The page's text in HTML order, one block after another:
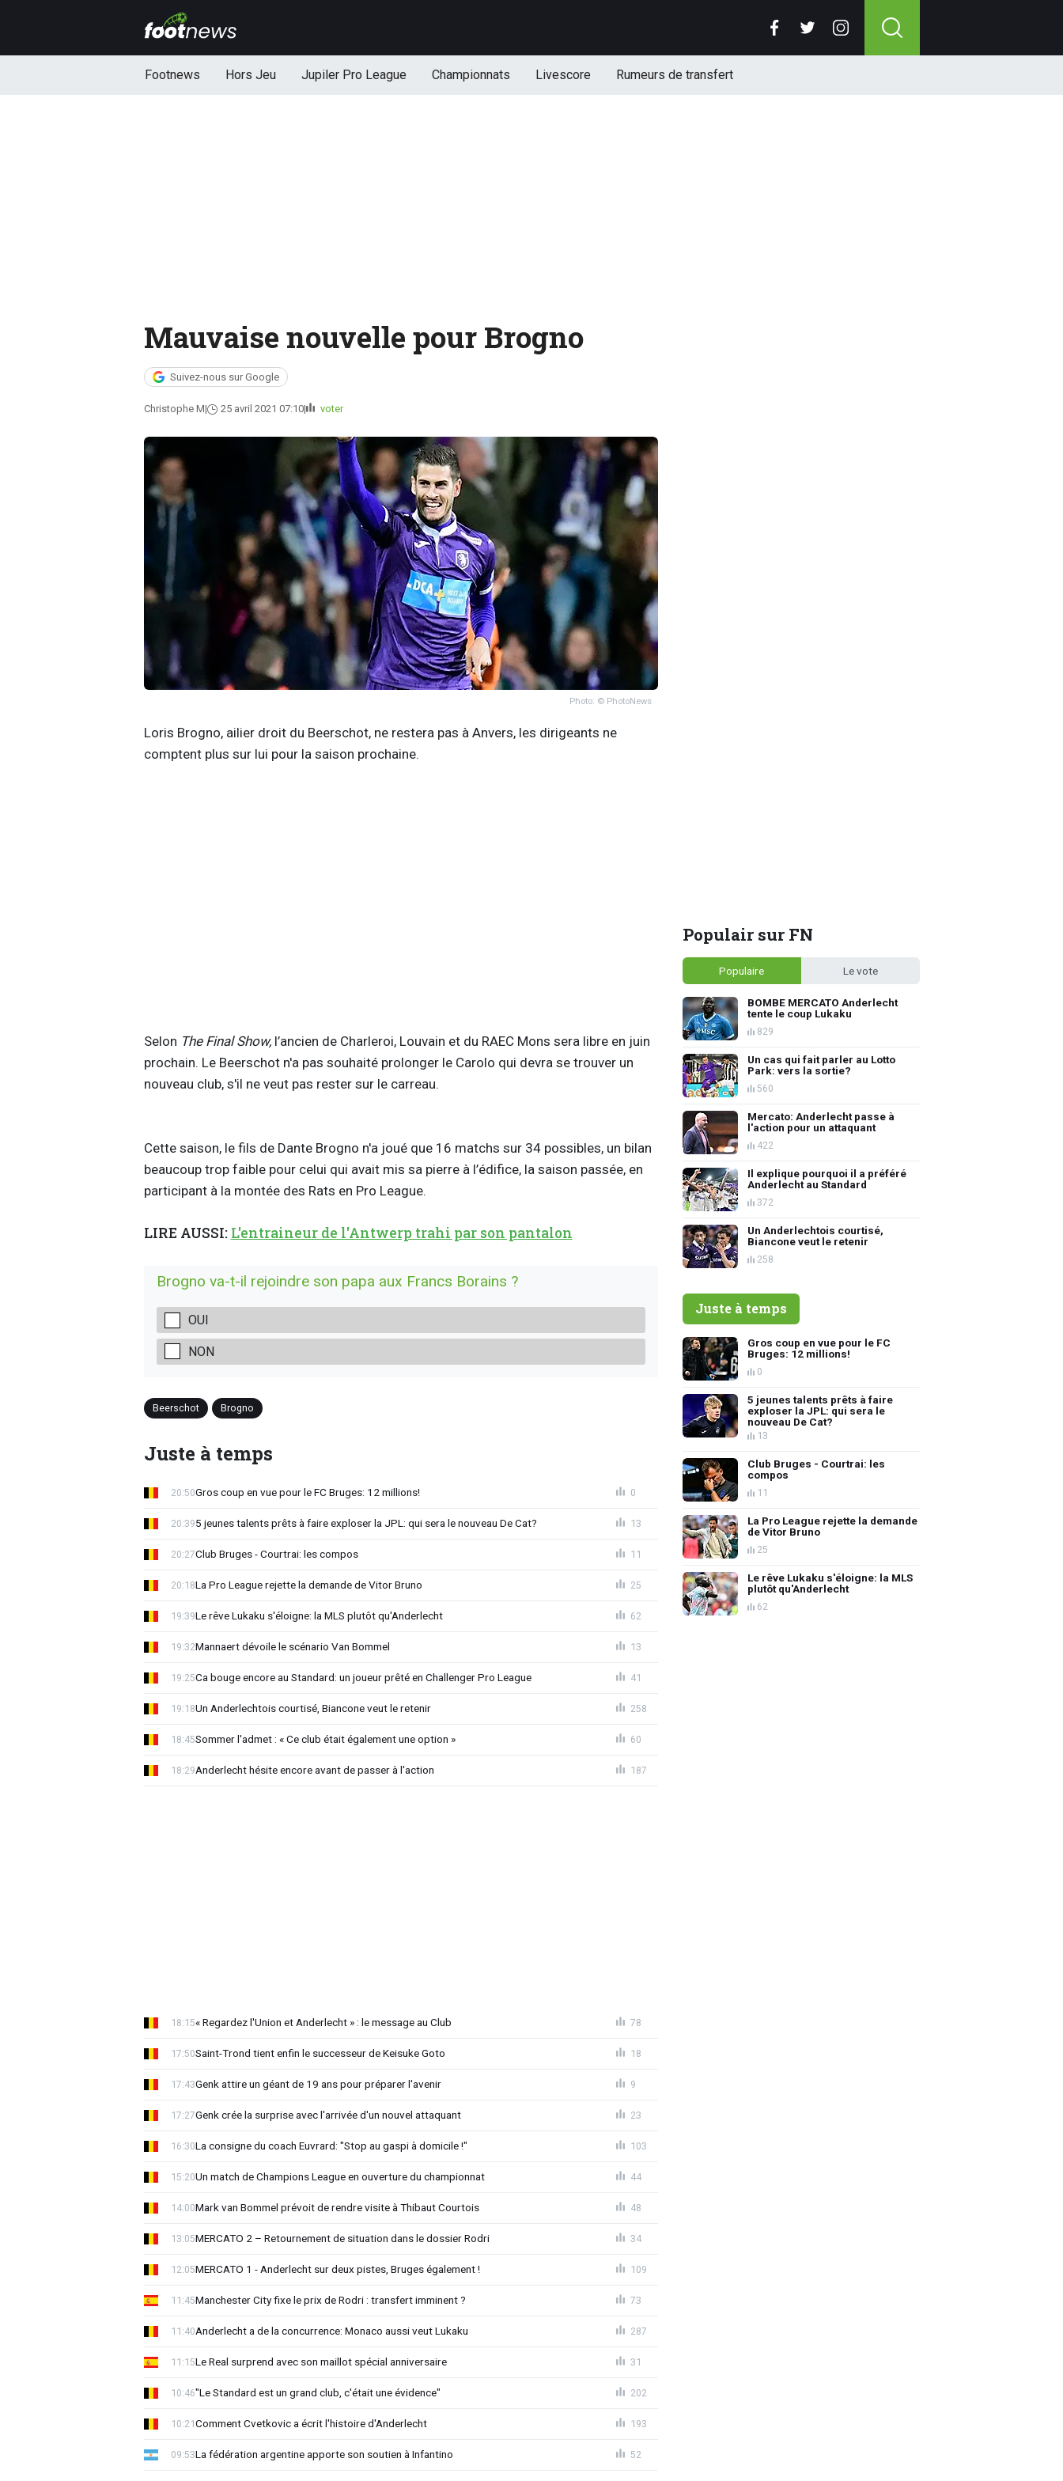
Footnews Hors Jeu Jupiler Pro League Championnats Livescore Rumeurs de transfert
Mauvaise nouvelle pour Brogno
Suivez-nous sur Google
Christophe M 25 avril 2021 07:10 voter
Photo: © PhotoNews
Loris Brogno, ailier droit du Beerschot, ne restera pas à Anvers, les dirigeants ne
comptent plus sur lui pour la saison prochaine.
Selon The Final Show,l’ancien de Charleroi, Louvain et du RAEC Mons sera libre en juin
prochain. Le Beerschot n'a pas souhaité prolonger le Carolo qui devra se trouver un
nouveau club, s'il ne veut pas rester sur le carreau.
Cette saison, le fils de Dante Brogno n'a joué que 16 matchs sur 34 possibles, un bilan
beaucoup trop faible pour celui qui avait mis sa pierre à l’édifice, la saison passée, en
participant à la montée des Rats en Pro League.
LIRE AUSSI: L'entraineur de l'Antwerp trahi par son pantalon
Brogno va-t-il rejoindre son papa aux Francs Borains ?
OUI
NON
Beerschot Brogno
Juste à temps
Gros coup en vue pour le FC Bruges: 12 millions!
20:50 0
5 jeunes talents prêts à faire exploser la JPL: qui sera le nouveau De Cat?
20:39 13
Club Bruges - Courtrai: les compos
20:27 11
La Pro League rejette la demande de Vitor Bruno
20:18 25
Le rêve Lukaku s'éloigne: la MLS plutôt qu'Anderlecht
19:39 62
Mannaert dévoile le scénario Van Bommel
19:32 13
Ca bouge encore au Standard: un joueur prêté en Challenger Pro League
19:25 41
Un Anderlechtois courtisé, Biancone veut le retenir
19:18 258
Sommer l'admet : « Ce club était également une option »
18:45 60
Anderlecht hésite encore avant de passer à l'action
18:29 187
« Regardez l'Union et Anderlecht » : le message au Club
18:15 78
Saint-Trond tient enfin le successeur de Keisuke Goto
17:50 18
Genk attire un géant de 19 ans pour préparer l'avenir
17:43 9
Genk crée la surprise avec l'arrivée d'un nouvel attaquant
17:27 23
La consigne du coach Euvrard: "Stop au gaspi à domicile !"
16:30 103
Un match de Champions League en ouverture du championnat
15:20 44
Mark van Bommel prévoit de rendre visite à Thibaut Courtois
14:00 48
MERCATO 2 – Retournement de situation dans le dossier Rodri
13:05 34
MERCATO 1 - Anderlecht sur deux pistes, Bruges également !
12:05 109
Manchester City fixe le prix de Rodri : transfert imminent ?
11:45 73
Anderlecht a de la concurrence: Monaco aussi veut Lukaku
11:40 287
Le Real surprend avec son maillot spécial anniversaire
11:15 31
"Le Standard est un grand club, c'était une évidence"
10:46 202
Comment Cvetkovic a écrit l'histoire d'Anderlecht
10:21 193
La fédération argentine apporte son soutien à Infantino
09:53 52
Populair sur FN
Populaire Le vote
BOMBE MERCATO Anderlecht
tente le coup Lukaku
829
Un cas qui fait parler au Lotto
Park: vers la sortie?
560
Mercato: Anderlecht passe à
l'action pour un attaquant
422
Il explique pourquoi il a préféré
Anderlecht au Standard
372
Un Anderlechtois courtisé,
Biancone veut le retenir
258
Juste à temps
Gros coup en vue pour le FC
Bruges: 12 millions!
0
5 jeunes talents prêts à faire
exploser la JPL: qui sera le
nouveau De Cat?
13
Club Bruges - Courtrai: les
compos
11
La Pro League rejette la demande
de Vitor Bruno
25
Le rêve Lukaku s'éloigne: la MLS
plutôt qu'Anderlecht
62